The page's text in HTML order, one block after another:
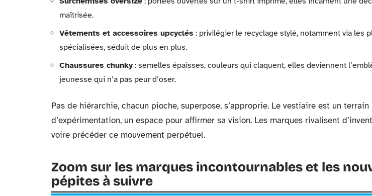
maîtrisée.
Vêtements et accessoires upcyclés : privilégier le recyclage stylé, notamment via les
spécialisées, séduit de plus en plus.
Chaussures chunky : semelles épaisses, couleurs qui claquent, elles deviennent
jeunesse qui n’a pas peur d’oser.
Pas de hiérarchie, chacun pioche, superpose, s’approprie. Le vestiaire est un terrain
d’expérimentation, un espace pour affirmer sa vision. Les marques rivalisent
voire précéder ce mouvement perpétuel.
Zoom sur les marques incontournables et les
pépites à suivre